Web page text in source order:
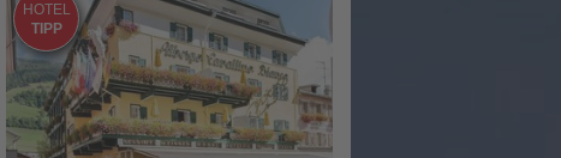
HOTEL
TIPP